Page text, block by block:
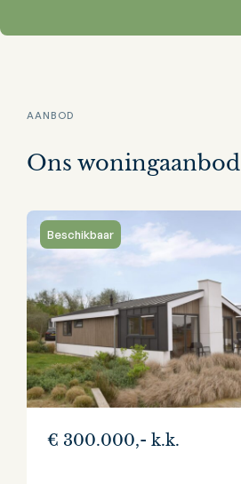
AANBOD
Ons woningaanbod
Beschikbaar
€ 300.000,- k.k.